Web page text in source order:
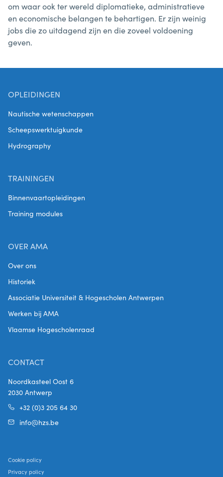
om waar ook ter wereld diplomatieke, administratieve
en economische belangen te behartigen. Er zijn weinig
jobs die zo uitdagend zijn en die zoveel voldoening
geven.
OPLEIDINGEN
Nautische wetenschappen
Scheepswerktuigkunde
Hydrography
TRAININGEN
Binnenvaartopleidingen
Training modules
OVER AMA
Over ons
Historiek
Associatie Universiteit & Hogescholen Antwerpen
Werken bij AMA
Vlaamse Hogescholenraad
CONTACT
Noordkasteel Oost 6
2030 Antwerp
+32 (0)3 205 64 30
info@hzs.be
Cookie policy
Privacy policy